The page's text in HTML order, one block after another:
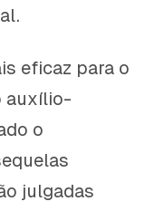
eficaz para o
auxílio-
o
julgadas